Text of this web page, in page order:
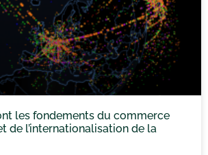
les fondements du commerce
de l’internationalisation de la